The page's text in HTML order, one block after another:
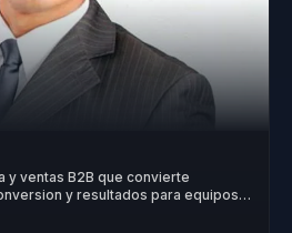
y ventas B2B que convierte
y resultados para equipos